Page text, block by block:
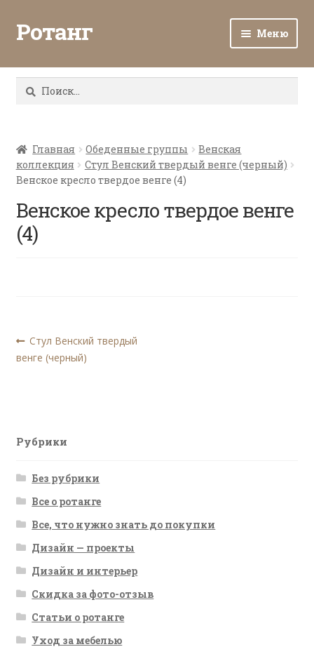
Ротанг Меню
Каталог
Все о ротанге
Ротанг оптом
Контакты
Найти:
Главная Обеденные группы
Венская
коллекция
Стул Венский твердый венге (черный)
Венское кресло твердое венге (4)
Венское кресло твердое венге
(4)
Навигация
по
Предыдущая
запись:
Стул Венский твердый
венге (черный)
Рубрики
Без рубрики
Все о ротанге
Все, что нужно знать до покупки
Дизайн — проекты
Дизайн и интерьер
Скидка за фото-отзыв
Статьи о ротанге
Уход за мебелью